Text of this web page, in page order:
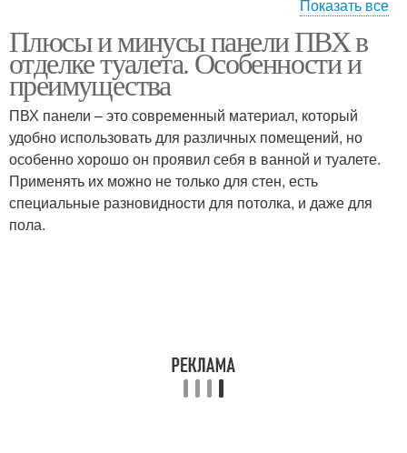
Панели за и
Показать все
Плюсы и минусы панели ПВХ в
отделке туалета. Особенности и
преимущества
ПВХ панели – это современный материал, который
удобно использовать для различных помещений, но
особенно хорошо он проявил себя в ванной и туалете.
Применять их можно не только для стен, есть
специальные разновидности для потолка, и даже для
пола.